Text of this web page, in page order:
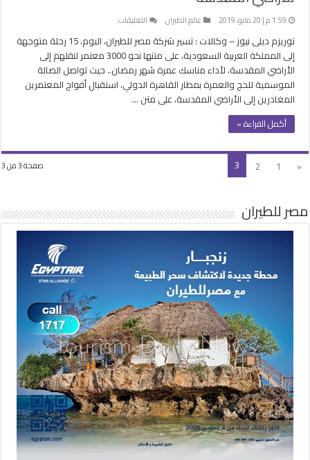
1:59 م | 20 مايو، 2019 عالم الطيران التعليقات
للطيران
تسير
15
رحلة
للأراضي
توريزم ديلى نيوز – وكالات : تسير شركة مصر للطيران، اليوم، 15 رحلة متوجهة
إلى المملكة العربية السعودية، على متنها نحو 3000 معتمر لنقلهم إلى
الأراضي المقدسة، لأداء مناسك عمرة شهر رمضان.. حيث تواصل الصالة
الموسمية للحج والعمرة بمطار القاهرة الدولي، استقبال أفواج المعتمرين
المغادرين إلى الأراضي المقدسة، على متن …
أكمل القراءة »
صفحة 3 من 3 «
1
2
3
مصر للطيران